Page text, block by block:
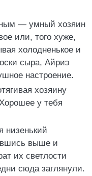
— умный хозяин
или, того хуже,
холодненькое и
сыра, Айриэ
настроение.
хозяину
у тебя
выше и
их светлости
сюда заглянули.